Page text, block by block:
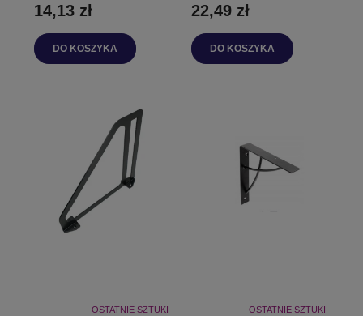
14,13 zł
DO KOSZYKA
22,49 zł
DO KOSZYKA
OSTATNIE SZTUKI OSTATNIE SZTUKI